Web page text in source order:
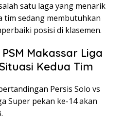
satu laga yang menarik
tim sedang membutuhkan
posisi di klasemen.
Makassar Liga
Kedua Tim
Persis Solo vs
Super pekan ke-14 akan